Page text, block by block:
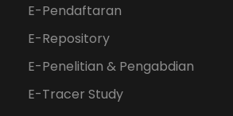
E-Pendaftaran
E-Repository
E-Penelitian & Pengabdian
E-Tracer Study